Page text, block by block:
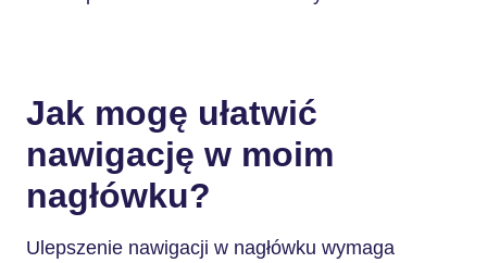
Jak mogę ułatwić
nawigację w moim
nagłówku?
Ulepszenie nawigacji w nagłówku wymaga